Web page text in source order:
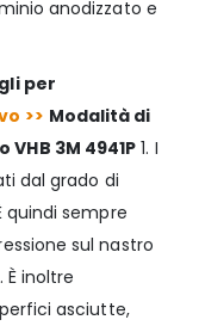
anodizzato e
per
>> Modalità di
3M 4941P 1. I
dal grado di
quindi sempre
sul nastro
inoltre
asciutte,